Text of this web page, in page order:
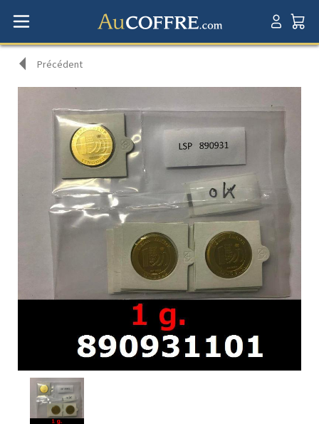
Précédent
Avers
produit